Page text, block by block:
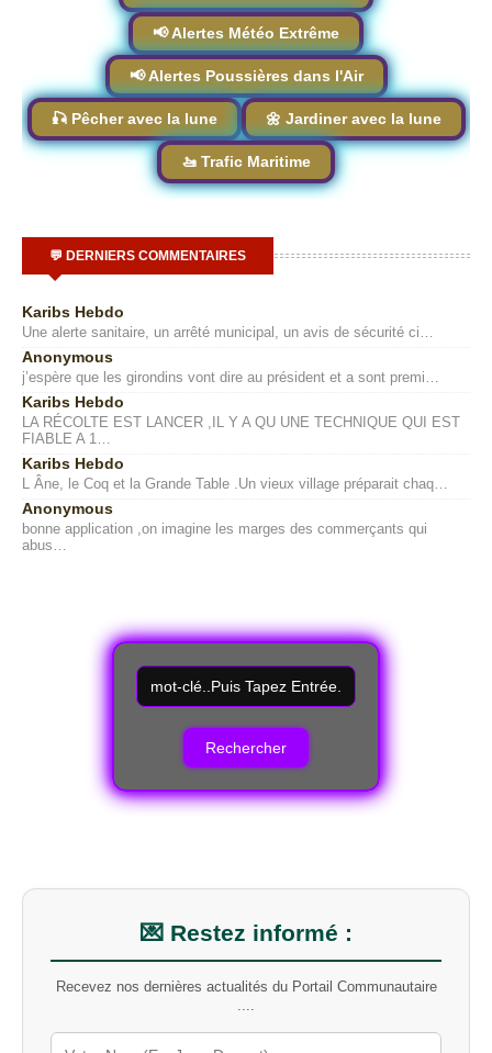
📢 Alertes Météo Extrême
📢 Alertes Poussières dans l'Air
🎣 Pêcher avec la lune 🌼 Jardiner avec la lune
🚤 Trafic Maritime
💬 DERNIERS COMMENTAIRES
Karibs Hebdo
Une alerte sanitaire, un arrêté municipal, un avis de sécurité ci…
Anonymous
j’espère que les girondins vont dire au président et a sont premi…
Karibs Hebdo
LA RÉCOLTE EST LANCER ,IL Y A QU UNE TECHNIQUE QUI EST
FIABLE A 1…
Karibs Hebdo
L Âne, le Coq et la Grande Table .Un vieux village préparait chaq…
Anonymous
bonne application ,on imagine les marges des commerçants qui
abus…
R
e
c
m
o
t
-
l
💌 Restez informé :
Recevez nos dernières actualités du Portail Communautaire
....